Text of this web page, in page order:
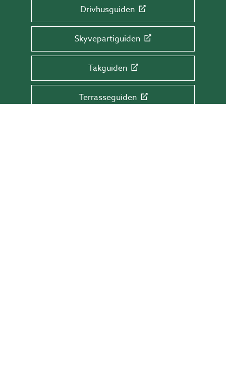
Drivhusguiden
Skyvepartiguiden
Takguiden
Terrasseguiden